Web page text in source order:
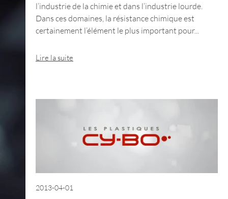
l’industrie de la chimie et dans l’industrie lourde.
Dans ces domaines, la résistance chimique est
certainement l’élément le plus important pour...
Lire la suite
2013-04-01